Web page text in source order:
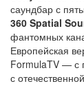
саундбар с
360 Spatial
фантомных
Европейская
FormulaTV — с
с